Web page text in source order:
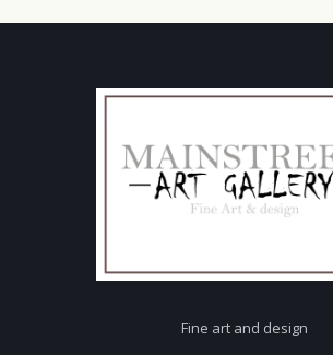
Fine art and design